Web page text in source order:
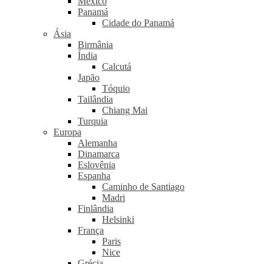
Panamá
Cidade do Panamá
Ásia
Birmânia
Índia
Calcutá
Japão
Tóquio
Tailândia
Chiang Mai
Turquia
Europa
Alemanha
Dinamarca
Eslovênia
Espanha
Caminho de Santiago
Madri
Finlândia
Helsinki
França
Paris
Nice